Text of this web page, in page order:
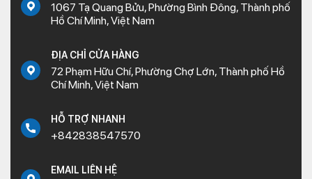
1067 Tạ Quang Bửu, Phường Bình Đông, Thành phố
Hồ Chí Minh, Việt Nam
ĐỊA CHỈ CỬA HÀNG
72 Phạm Hữu Chí, Phường Chợ Lớn, Thành phố Hồ
Chí Minh, Việt Nam
HỖ TRỢ NHANH
+842838547570
EMAIL LIÊN HỆ